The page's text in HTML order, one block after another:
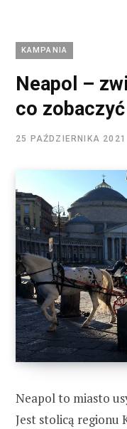
KAMPANIA
Neapol –
co
25 PAŹDZIERNIKA 2021
Neapol to miasto
Jest stolicą regionu